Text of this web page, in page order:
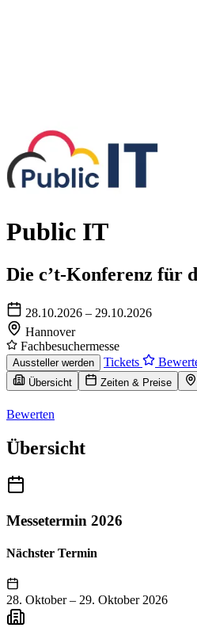
Public IT
Die c’t-Konferenz für
28.10.2026 – 29.10.2026
Hannover
Fachbesuchermesse
Aussteller werden Tickets
Übersicht Zeiten & Preise
Bewerten
Übersicht
Messetermin 2026
Nächster Termin
28. Oktober – 29. Oktober 2026